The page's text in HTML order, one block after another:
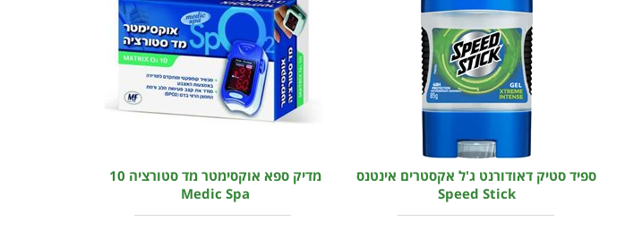
ספיד סטיק דאודורנט ג'ל אקסטרים אינטנס
Speed Stick
מדיק ספא אוקסימטר מד סטורציה 10
Medic Spa